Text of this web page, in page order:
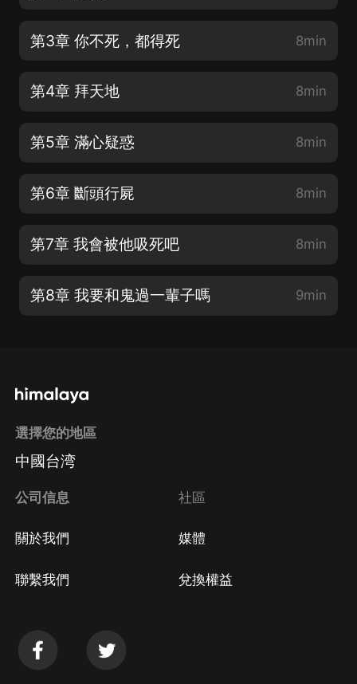
第3章 你不死，都得死 8min
第4章 拜天地 8min
第5章 滿心疑惑 8min
第6章 斷頭行屍 8min
第7章 我會被他吸死吧 8min
第8章 我要和鬼過一輩子嗎 9min
選擇您的地區
中國台湾
公司信息
關於我們
聯繫我們
社區
媒體
兌換權益